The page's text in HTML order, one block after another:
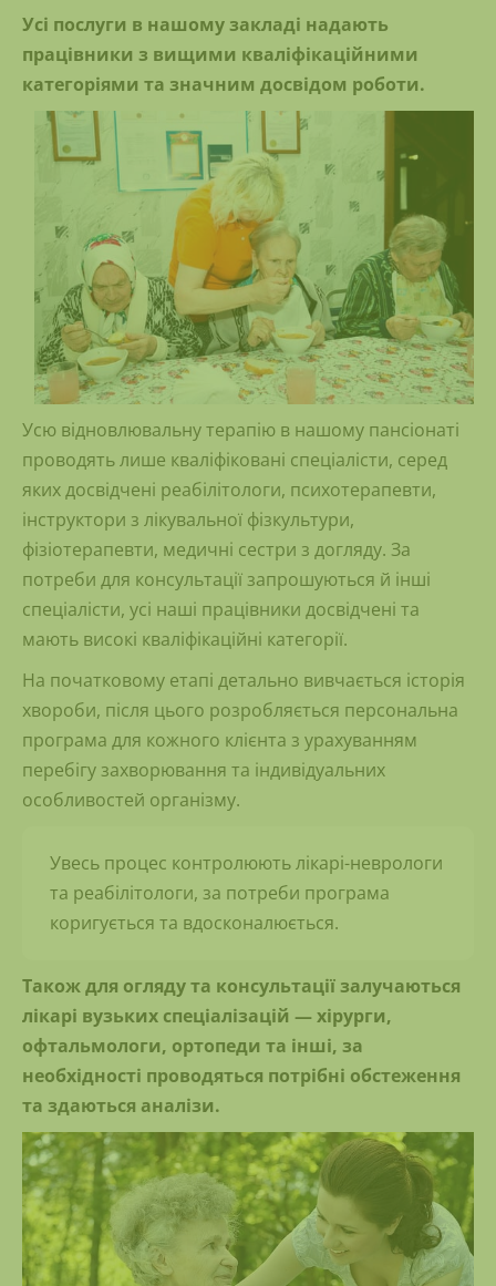
Усі послуги в нашому закладі надають
працівники з вищими кваліфікаційними
категоріями та значним досвідом роботи.
Усю відновлювальну терапію в нашому пансіонаті
проводять лише кваліфіковані спеціалісти, серед
яких досвідчені реабілітологи, психотерапевти,
інструктори з лікувальної фізкультури,
фізіотерапевти, медичні сестри з догляду. За
потреби для консультації запрошуються й інші
спеціалісти, усі наші працівники досвідчені та
мають високі кваліфікаційні категорії.
На початковому етапі детально вивчається історія
хвороби, після цього розробляється персональна
програма для кожного клієнта з урахуванням
перебігу захворювання та індивідуальних
особливостей організму.
Увесь процес контролюють лікарі-неврологи
та реабілітологи, за потреби програма
коригується та вдосконалюється.
Також для огляду та консультації залучаються
лікарі вузьких спеціалізацій — хірурги,
офтальмологи, ортопеди та інші, за
необхідності проводяться потрібні обстеження
та здаються аналізи.